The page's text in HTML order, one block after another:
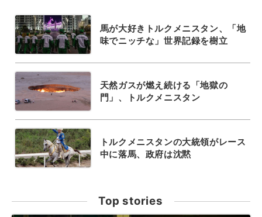
馬が大好きトルクメニスタン、「地
味でニッチな」世界記録を樹立
天然ガスが燃え続ける「地獄の
門」、トルクメニスタン
トルクメニスタンの大統領がレース
中に落馬、政府は沈黙
Top stories